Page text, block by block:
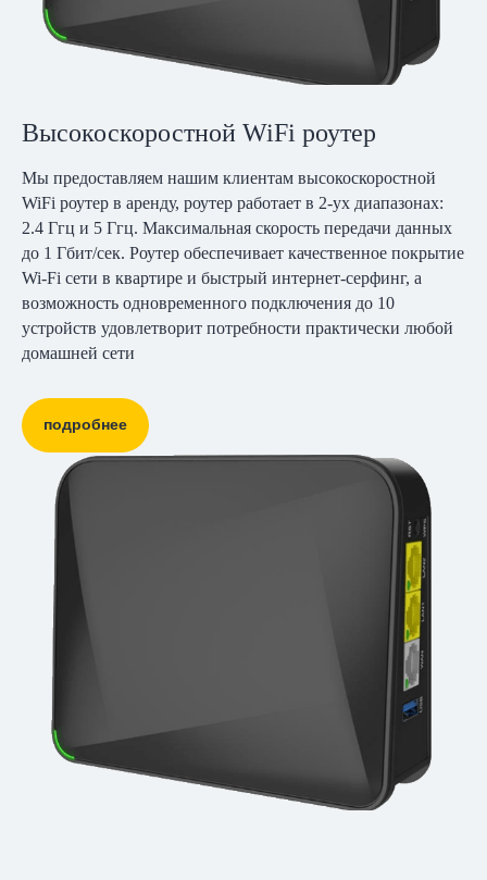
Высокоскоростной WiFi роутер
Мы предоставляем нашим клиентам высокоскоростной
WiFi роутер в аренду, роутер работает в 2-ух диапазонах:
2.4 Ггц и 5 Ггц. Максимальная скорость передачи данных
до 1 Гбит/сек. Роутер обеспечивает качественное покрытие
Wi-Fi сети в квартире и быстрый интернет-серфинг, а
возможность одновременного подключения до 10
устройств удовлетворит потребности практически любой
домашней сети
подробнее